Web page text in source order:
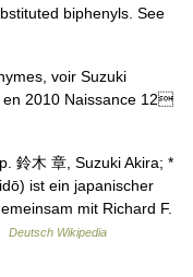
biphenyls. See
voir Suzuki
en 2010 Naissance 12
鈴木 章, Suzuki Akira; *
ist ein japanischer
mit Richard F.
Deutsch Wikipedia